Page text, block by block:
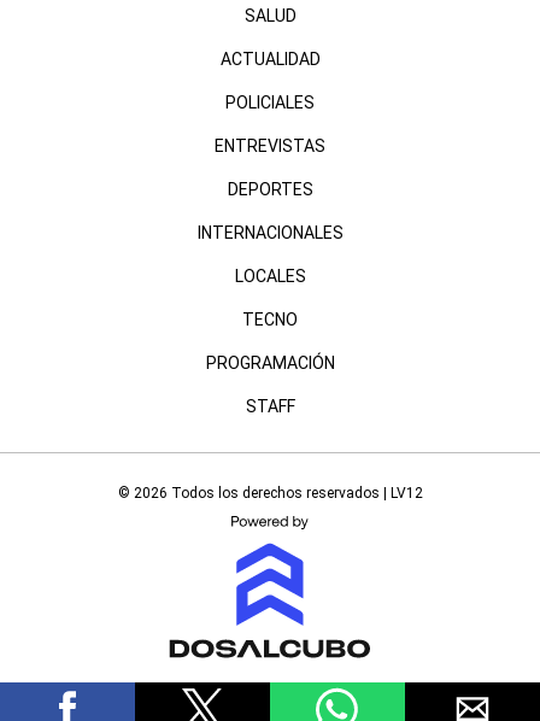
SALUD
ACTUALIDAD
POLICIALES
ENTREVISTAS
DEPORTES
INTERNACIONALES
LOCALES
TECNO
PROGRAMACIÓN
STAFF
© 2026 Todos los derechos reservados | LV12